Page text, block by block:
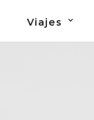
Viajes